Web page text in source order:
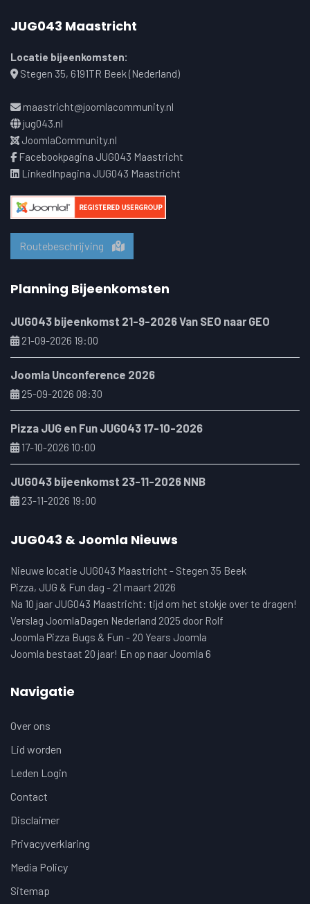
JUG043 Maastricht
Locatie bijeenkomsten:
Stegen 35, 6191TR Beek (Nederland)
maastricht@joomlacommunity.nl
jug043.nl
JoomlaCommunity.nl
Facebookpagina JUG043 Maastricht
LinkedInpagina JUG043 Maastricht
Routebeschrijving
Planning Bijeenkomsten
JUG043 bijeenkomst 21-9-2026 Van SEO naar GEO
21-09-2026 19:00
Joomla Unconference 2026
25-09-2026 08:30
Pizza JUG en Fun JUG043 17-10-2026
17-10-2026 10:00
JUG043 bijeenkomst 23-11-2026 NNB
23-11-2026 19:00
JUG043 & Joomla Nieuws
Nieuwe locatie JUG043 Maastricht - Stegen 35 Beek
Pizza, JUG & Fun dag - 21 maart 2026
Na 10 jaar JUG043 Maastricht: tijd om het stokje over te dragen!
Verslag JoomlaDagen Nederland 2025 door Rolf
Joomla Pizza Bugs & Fun - 20 Years Joomla
Joomla bestaat 20 jaar! En op naar Joomla 6
Navigatie
Over ons
Lid worden
Leden Login
Contact
Disclaimer
Privacyverklaring
Media Policy
Sitemap